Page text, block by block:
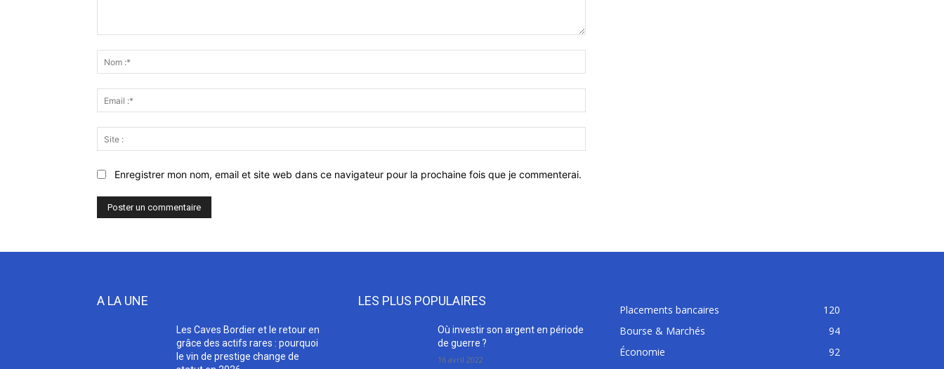
:*
:*
:
Enregistrer mon nom, email et site web dans ce navigateur pour la prochaine fois que je commenterai.
A LA UNE
Les Caves Bordier et le retour en
grâce des actifs rares : pourquoi
le vin de prestige change de
LES PLUS POPULAIRES
Où investir son argent en période
de guerre ?
16 avril 2022
Placements bancaires
120
Bourse & Marchés
94
Économie
92